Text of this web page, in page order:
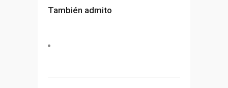
También admito